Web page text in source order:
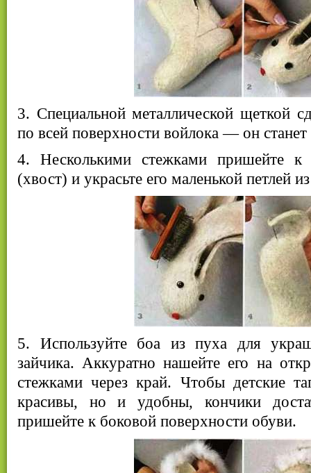
3. Специальной металлической щеткой
по всей поверхности войлока — он
4. Несколькими стежками пришейте к
(хвост) и украсьте его маленькой петлей
5. Используйте боа из пуха для
зайчика. Аккуратно нашейте его на
стежками через край. Чтобы детские
красивы, но и удобны, кончики
пришейте к боковой поверхности обуви.